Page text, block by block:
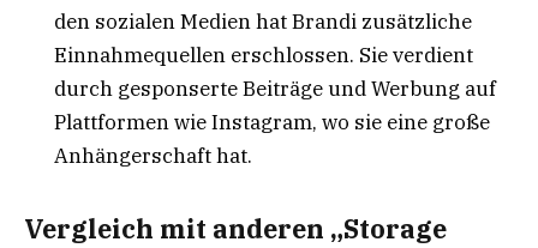
den sozialen Medien hat Brandi zusätzliche
Einnahmequellen erschlossen. Sie verdient
durch gesponserte Beiträge und Werbung auf
Plattformen wie Instagram, wo sie eine große
Anhängerschaft hat.
Vergleich mit anderen „Storage